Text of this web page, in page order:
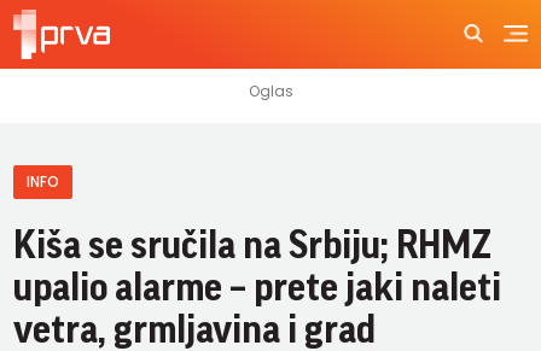
INFO
Kiša se sručila na Srbiju; RHMZ
upalio alarme – prete jaki naleti
vetra, grmljavina i grad